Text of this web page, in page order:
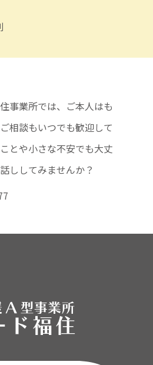
事業所では、ご本人はも
相談もいつでも歓迎して
とや小さな不安でも大丈
ししてみませんか？